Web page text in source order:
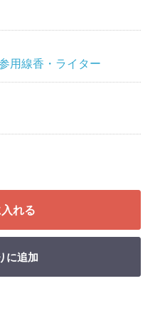
用線香・ライター
れる
に追加